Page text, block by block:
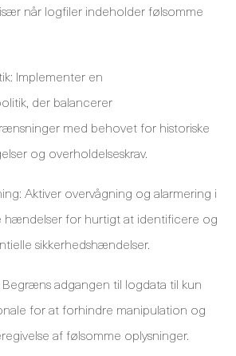
når logfiler indeholder følsomme
Implementer en
der balancerer
med behovet for historiske
og overholdelseskrav.
Aktiver overvågning og alarmering i
hændelser for hurtigt at identificere og
sikkerhedshændelser.
adgangen til logdata til kun
for at forhindre manipulation og
af følsomme oplysninger.